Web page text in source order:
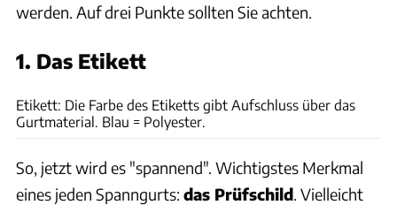
werden. Auf drei Punkte sollten Sie achten.
1. Das Etikett
Etikett: Die Farbe des Etiketts gibt Aufschluss über das
Gurtmaterial. Blau = Polyester.
So, jetzt wird es "spannend". Wichtigstes Merkmal
eines jeden Spanngurts: das Prüfschild. Vielleicht